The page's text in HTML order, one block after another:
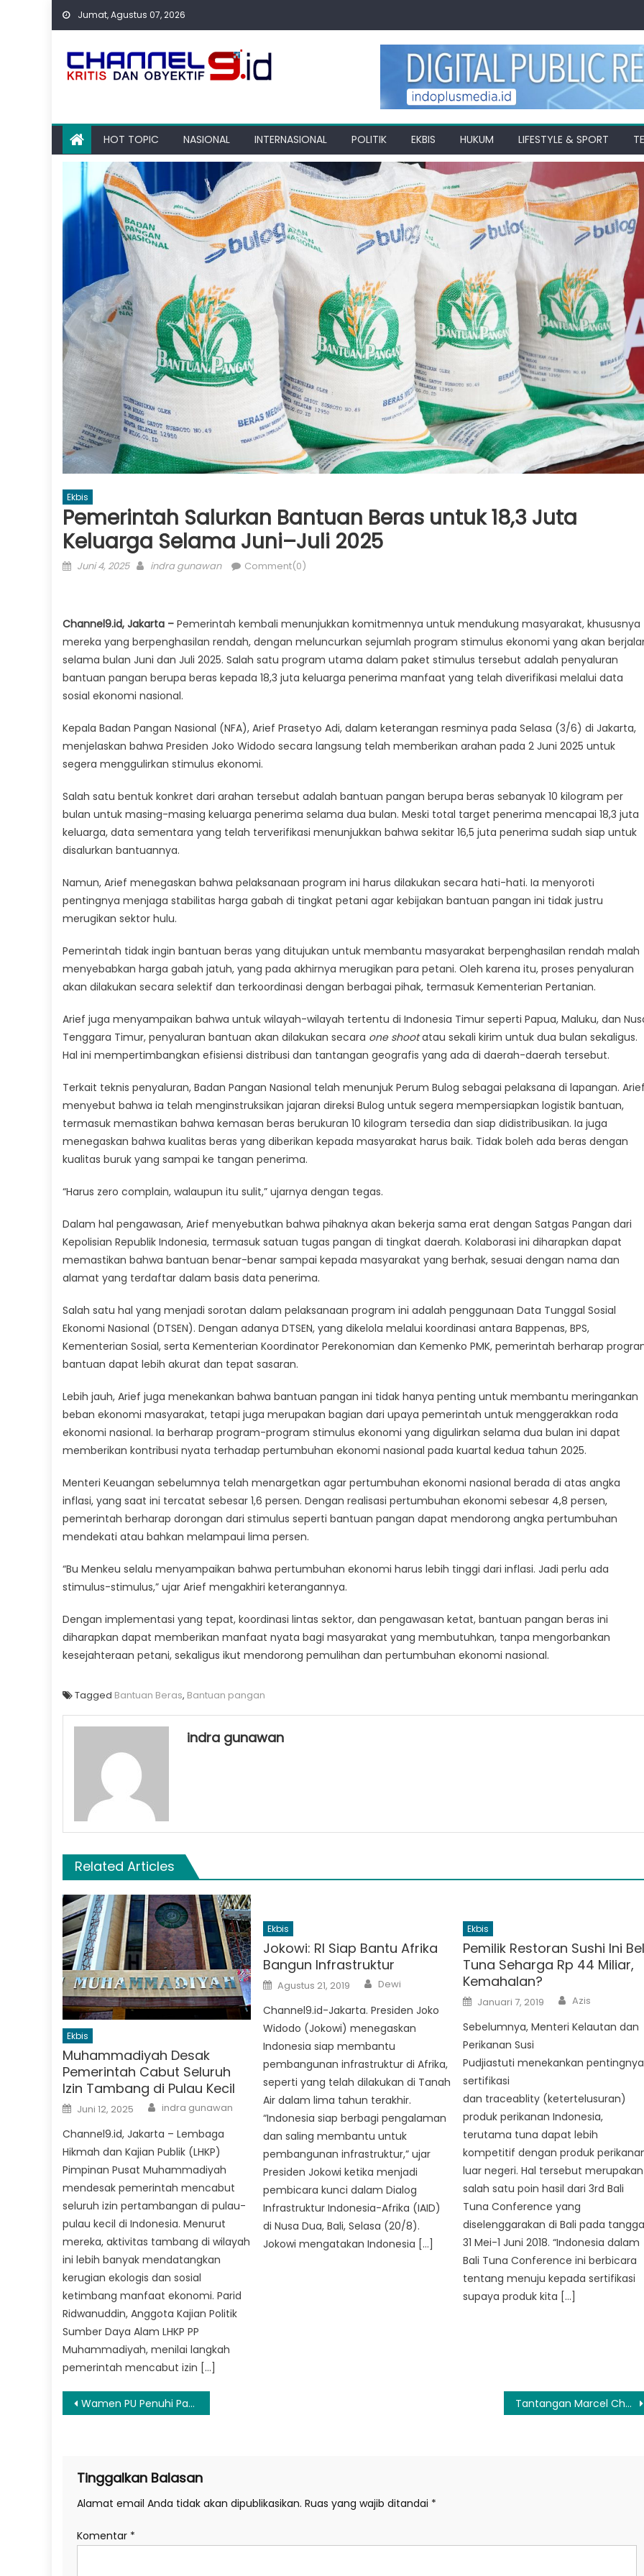
Skip
Jumat, Agustus 07, 2026
HOT TOPIC NASIONAL INTERNASIONAL POLITIK EKBIS HUKUM LIFESTYLE & SPORT
Ekbis
Pemerintah Salurkan Bantuan Beras untuk 18,3 Juta
Keluarga Selama Juni–Juli 2025
Posted
Juni 4, 2025 Author
indra gunawan Comment(0)
Channel9.id, Jakarta – Pemerintah kembali menunjukkan komitmennya untuk mendukung masyarakat, khususnya
mereka yang berpenghasilan rendah, dengan meluncurkan sejumlah program stimulus ekonomi yang akan
selama bulan Juni dan Juli 2025. Salah satu program utama dalam paket stimulus tersebut adalah penyaluran
bantuan pangan berupa beras kepada 18,3 juta keluarga penerima manfaat yang telah diverifikasi melalui data
sosial ekonomi nasional.
Kepala Badan Pangan Nasional (NFA), Arief Prasetyo Adi, dalam keterangan resminya pada Selasa (3/6) di Jakarta,
menjelaskan bahwa Presiden Joko Widodo secara langsung telah memberikan arahan pada 2 Juni 2025 untuk
segera menggulirkan stimulus ekonomi.
Salah satu bentuk konkret dari arahan tersebut adalah bantuan pangan berupa beras sebanyak 10 kilogram per
bulan untuk masing-masing keluarga penerima selama dua bulan. Meski total target penerima mencapai 18,3 juta
keluarga, data sementara yang telah terverifikasi menunjukkan bahwa sekitar 16,5 juta penerima sudah siap untuk
disalurkan bantuannya.
Namun, Arief menegaskan bahwa pelaksanaan program ini harus dilakukan secara hati-hati. Ia menyoroti
pentingnya menjaga stabilitas harga gabah di tingkat petani agar kebijakan bantuan pangan ini tidak justru
merugikan sektor hulu.
Pemerintah tidak ingin bantuan beras yang ditujukan untuk membantu masyarakat berpenghasilan rendah malah
menyebabkan harga gabah jatuh, yang pada akhirnya merugikan para petani. Oleh karena itu, proses penyaluran
akan dilakukan secara selektif dan terkoordinasi dengan berbagai pihak, termasuk Kementerian Pertanian.
Arief juga menyampaikan bahwa untuk wilayah-wilayah tertentu di Indonesia Timur seperti Papua, Maluku, dan
Tenggara Timur, penyaluran bantuan akan dilakukan secara one shootatau sekali kirim untuk dua bulan sekaligus.
Hal ini mempertimbangkan efisiensi distribusi dan tantangan geografis yang ada di daerah-daerah tersebut.
Terkait teknis penyaluran, Badan Pangan Nasional telah menunjuk Perum Bulog sebagai pelaksana di lapangan.
menyebut bahwa ia telah menginstruksikan jajaran direksi Bulog untuk segera mempersiapkan logistik bantuan,
termasuk memastikan bahwa kemasan beras berukuran 10 kilogram tersedia dan siap didistribusikan. Ia juga
menegaskan bahwa kualitas beras yang diberikan kepada masyarakat harus baik. Tidak boleh ada beras dengan
kualitas buruk yang sampai ke tangan penerima.
“Harus zero complain, walaupun itu sulit,” ujarnya dengan tegas.
Dalam hal pengawasan, Arief menyebutkan bahwa pihaknya akan bekerja sama erat dengan Satgas Pangan dari
Kepolisian Republik Indonesia, termasuk satuan tugas pangan di tingkat daerah. Kolaborasi ini diharapkan dapat
memastikan bahwa bantuan benar-benar sampai kepada masyarakat yang berhak, sesuai dengan nama dan
alamat yang terdaftar dalam basis data penerima.
Salah satu hal yang menjadi sorotan dalam pelaksanaan program ini adalah penggunaan Data Tunggal Sosial
Ekonomi Nasional (DTSEN). Dengan adanya DTSEN, yang dikelola melalui koordinasi antara Bappenas, BPS,
Kementerian Sosial, serta Kementerian Koordinator Perekonomian dan Kemenko PMK, pemerintah berharap
bantuan dapat lebih akurat dan tepat sasaran.
Lebih jauh, Arief juga menekankan bahwa bantuan pangan ini tidak hanya penting untuk membantu meringankan
beban ekonomi masyarakat, tetapi juga merupakan bagian dari upaya pemerintah untuk menggerakkan roda
ekonomi nasional. Ia berharap program-program stimulus ekonomi yang digulirkan selama dua bulan ini dapat
memberikan kontribusi nyata terhadap pertumbuhan ekonomi nasional pada kuartal kedua tahun 2025.
Menteri Keuangan sebelumnya telah menargetkan agar pertumbuhan ekonomi nasional berada di atas angka
inflasi, yang saat ini tercatat sebesar 1,6 persen. Dengan realisasi pertumbuhan ekonomi sebesar 4,8 persen,
pemerintah berharap dorongan dari stimulus seperti bantuan pangan dapat mendorong angka pertumbuhan
mendekati atau bahkan melampaui lima persen.
“Bu Menkeu selalu menyampaikan bahwa pertumbuhan ekonomi harus lebih tinggi dari inflasi. Jadi perlu ada
stimulus-stimulus,” ujar Arief mengakhiri keterangannya.
Dengan implementasi yang tepat, koordinasi lintas sektor, dan pengawasan ketat, bantuan pangan beras ini
diharapkan dapat memberikan manfaat nyata bagi masyarakat yang membutuhkan, tanpa mengorbankan
kesejahteraan petani, sekaligus ikut mendorong pemulihan dan pertumbuhan ekonomi nasional.
Tagged Bantuan Beras, Bantuan pangan
indra gunawan
Related Articles
Ekbis
Muhammadiyah Desak
Pemerintah Cabut Seluruh
Izin Tambang di Pulau Kecil
Posted
on
Juni 12, 2025 Author
indra gunawan
Channel9.id, Jakarta – Lembaga
Hikmah dan Kajian Publik (LHKP)
Pimpinan Pusat Muhammadiyah
mendesak pemerintah mencabut
seluruh izin pertambangan di pulau-
pulau kecil di Indonesia. Menurut
mereka, aktivitas tambang di wilayah
ini lebih banyak mendatangkan
kerugian ekologis dan sosial
ketimbang manfaat ekonomi. Parid
Ridwanuddin, Anggota Kajian Politik
Sumber Daya Alam LHKP PP
Muhammadiyah, menilai langkah
pemerintah mencabut izin […]
Ekbis
Jokowi: RI Siap Bantu Afrika
Bangun Infrastruktur
Posted
on
Agustus 21, 2019 Author
Dewi
Channel9.id-Jakarta. Presiden Joko
Widodo (Jokowi) menegaskan
Indonesia siap membantu
pembangunan infrastruktur di Afrika,
seperti yang telah dilakukan di Tanah
Air dalam lima tahun terakhir.
“Indonesia siap berbagi pengalaman
dan saling membantu untuk
pembangunan infrastruktur,” ujar
Presiden Jokowi ketika menjadi
pembicara kunci dalam Dialog
Infrastruktur Indonesia-Afrika (IAID)
di Nusa Dua, Bali, Selasa (20/8).
Jokowi mengatakan Indonesia […]
Ekbis
Pemilik Restoran Sushi Ini
Tuna Seharga Rp 44 Miliar,
Kemahalan?
Posted
on
Januari 7, 2019 Author
Azis
Sebelumnya, Menteri Kelautan dan
Perikanan Susi
Pudjiastuti menekankan pentingnya
sertifikasi
dan traceablity (ketertelusuran)
produk perikanan Indonesia,
terutama tuna dapat lebih
kompetitif dengan produk
luar negeri. Hal tersebut merupakan
salah satu poin hasil dari 3rd Bali
Tuna Conference yang
diselenggarakan di Bali pada
31 Mei-1 Juni 2018. “Indonesia dalam
Bali Tuna Conference ini berbicara
tentang menuju kepada sertifikasi
supaya produk kita […]
Navigasi
Wamen PU Penuhi Panggilan Kejagung soal Kasus Korupsi Rumah Eks Timtim Tantangan Marcel Chandrawinata Jadi Produser Film Horor ‘The Dark House’
Tinggalkan Balasan
Alamat email Anda tidak akan dipublikasikan. Ruas yang wajib ditandai *
Komentar *